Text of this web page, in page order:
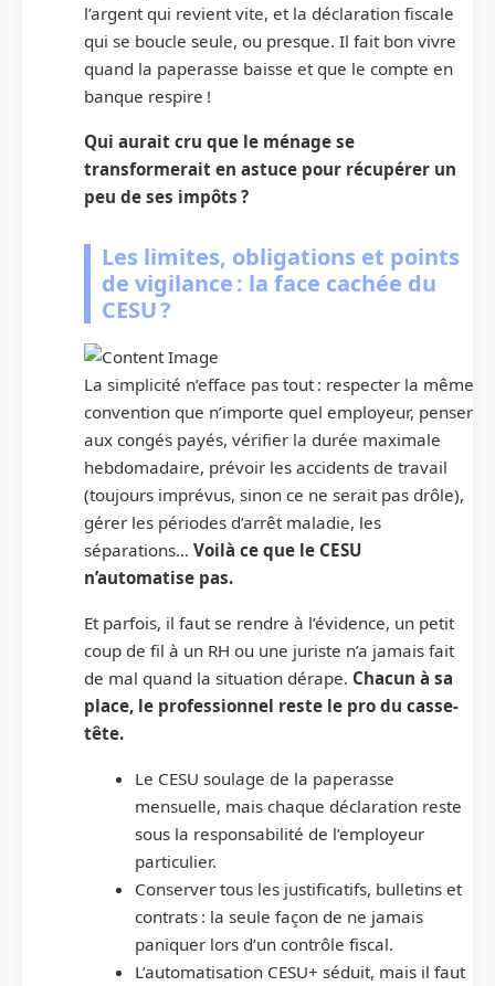
l’argent qui revient vite, et la déclaration fiscale
qui se boucle seule, ou presque. Il fait bon vivre
quand la paperasse baisse et que le compte en
banque respire !
Qui aurait cru que le ménage se
transformerait en astuce pour récupérer un
peu de ses impôts ?
Les limites, obligations et points
de vigilance : la face cachée du
CESU ?
La simplicité n’efface pas tout : respecter la même
convention que n’importe quel employeur, penser
aux congés payés, vérifier la durée maximale
hebdomadaire, prévoir les accidents de travail
(toujours imprévus, sinon ce ne serait pas drôle),
gérer les périodes d’arrêt maladie, les
séparations… Voilà ce que le CESU
n’automatise pas.
Et parfois, il faut se rendre à l’évidence, un petit
coup de fil à un RH ou une juriste n’a jamais fait
de mal quand la situation dérape. Chacun à sa
place, le professionnel reste le pro du casse-
tête.
Le CESU soulage de la paperasse
mensuelle, mais chaque déclaration reste
sous la responsabilité de l’employeur
particulier.
Conserver tous les justificatifs, bulletins et
contrats : la seule façon de ne jamais
paniquer lors d’un contrôle fiscal.
L’automatisation CESU+ séduit, mais il faut